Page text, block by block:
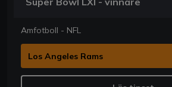
Amfotboll - NFL
Los Angeles Rams